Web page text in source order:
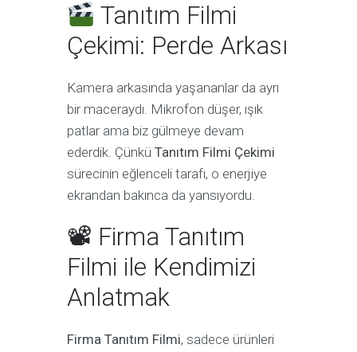
Tanıtım Filmi
Çekimi: Perde Arkası
Kamera arkasında yaşananlar da ayrı
bir maceraydı. Mikrofon düşer, ışık
patlar ama biz gülmeye devam
ederdik. Çünkü Tanıtım Filmi Çekimi
sürecinin eğlenceli tarafı, o enerjiye
ekrandan bakınca da yansıyordu.
📽 Firma Tanıtım
Filmi ile Kendimizi
Anlatmak
Firma Tanıtım Filmi, sadece ürünleri